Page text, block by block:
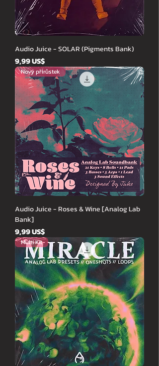
Audio Juice - SOLAR (Pigments Bank)
Cena
9,99 US$
Nový přírůstek
Audio Juice - Roses & Wine [Analog Lab
Bank]
Cena
9,99 US$
Multi Kit